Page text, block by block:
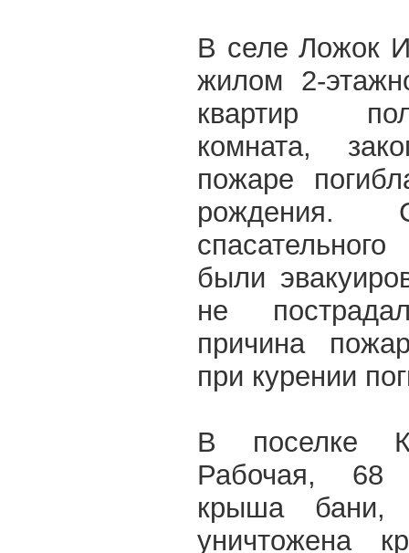
В селе Ложок
жилом 2-
квартир
комната,
пожаре
рождения.
были
не
причина
при курении
В поселке
Рабочая, 68
крыша бани,
уничтожена